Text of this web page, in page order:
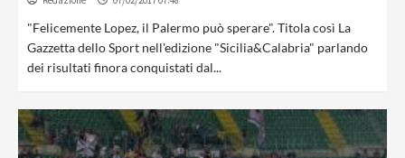
"Felicemente Lopez, il Palermo può sperare". Titola così La
Gazzetta dello Sport nell'edizione "Sicilia&Calabria" parlando
dei risultati finora conquistati dal...